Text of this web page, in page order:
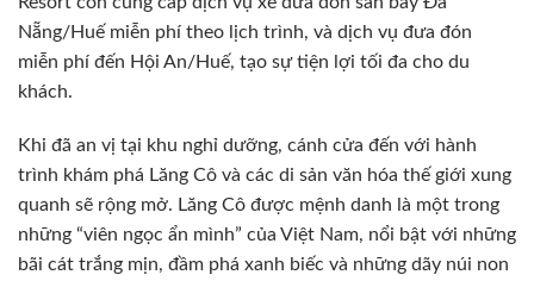
Nẵng/Huế miễn phí theo lịch trình, và dịch vụ đưa đón
miễn phí đến Hội An/Huế, tạo sự tiện lợi tối đa cho du
khách.
Khi đã an vị tại khu nghỉ dưỡng, cánh cửa đến với hành
trình khám phá Lăng Cô và các di sản văn hóa thế giới xung
quanh sẽ rộng mở. Lăng Cô được mệnh danh là một trong
những “viên ngọc ẩn mình” của Việt Nam, nổi bật với những
bãi cát trắng mịn, đầm phá xanh biếc và những dãy núi non